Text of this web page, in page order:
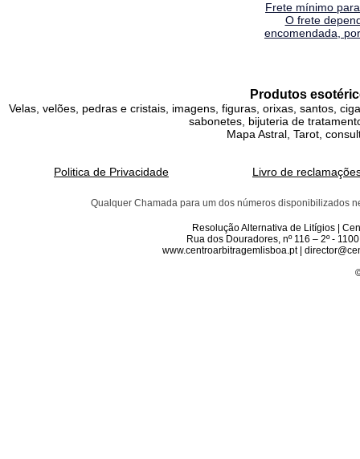
Frete mínimo
O frete
encomendada,
Produtos
Velas, velões, pedras e cristais, imagens, figuras, orixas, santos,
sabonetes, bijuteria de
Mapa Astral, Tarot,
Politica de Privacidade Livro de
Qualquer Chamada para um dos números disponibilizados
Resolução Alternativa de Litígios |
Rua dos Douradores, nº 116 – 2º -
www.centroarbitragemlisboa.pt |